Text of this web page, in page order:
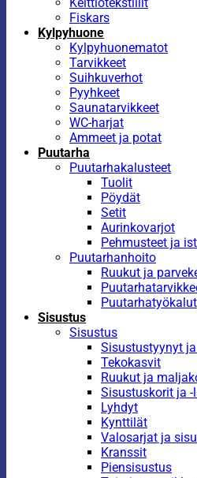
Fiskars
Kylpyhuone
Kylpyhuonematot
Tarvikkeet
Suihkuverhot
Pyyhkeet
Saunatarvikkeet
WC-harjat
Ammeet ja potat
Puutarha
Puutarhakalusteet
Tuolit
Pöydät
Setit
Aurinkovarjot
Pehmusteet ja
Puutarhanhoito
Ruukut ja
Puutarhatyökalut
Sisustus
Sisustus
Sisustustyynyt
Tekokasvit
Ruukut ja
Sisustuskorit ja
Lyhdyt
Kynttilät
Valosarjat ja
Kranssit
Piensisustus